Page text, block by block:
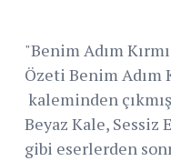
"Benim Adım
Özeti Benim Adım
kaleminden
Beyaz Kale, Sessiz
gibi eserlerden